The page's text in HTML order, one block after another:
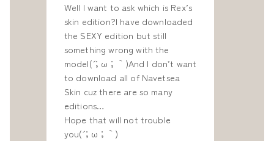
Well I want to ask which is Rex’s
skin edition?I have downloaded
the SEXY edition but still
something wrong with the
model(´；ω；｀)And I don’t want
to download all of Navetsea
Skin cuz there are so many
editions…
Hope that will not trouble
you(´；ω；｀)